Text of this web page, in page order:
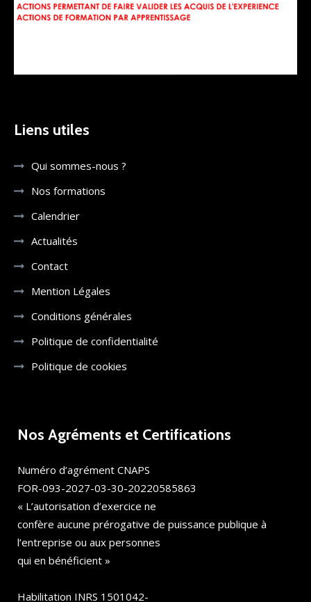
Liens utiles
Qui sommes-nous ?
Nos formations
Calendrier
Actualités
Contact
Mention Légales
Conditions générales
Politique de confidentialité
Politique de cookies
Nos Agréments et Certifications
Numéro d’agrément CNAPS
FOR-093-2027-03-30-20220585863
« L’autorisation d’exercice ne
confère aucune prérogative de puissance publique à
l’entreprise ou aux personnes
qui en bénéficient »
Habilitation INRS 1501042-